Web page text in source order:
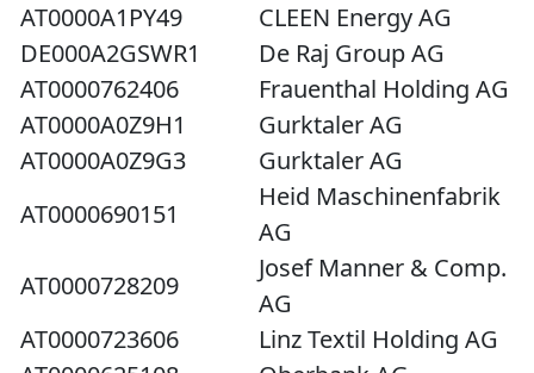
AT0000A1PY49
CLEEN Energy AG
DE000A2GSWR1
De Raj Group AG
AT0000762406
Frauenthal Holding AG
AT0000A0Z9H1
Gurktaler AG
AT0000A0Z9G3
Gurktaler AG
AT0000690151
Heid Maschinenfabrik
AG
AT0000728209
Josef Manner & Comp.
AG
AT0000723606
Linz Textil Holding AG